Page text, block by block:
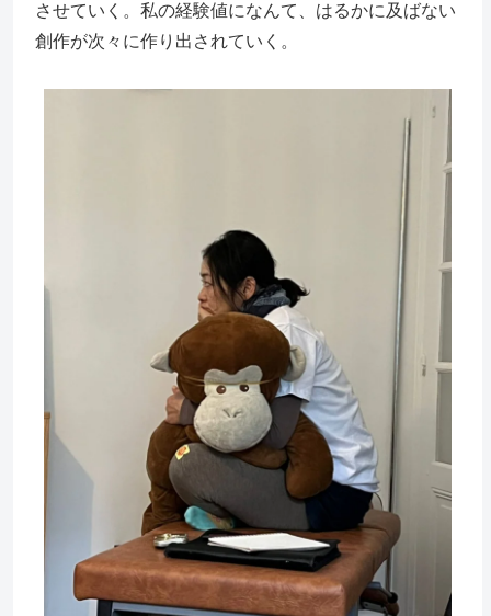
させていく。私の経験値になんて、はるかに及ばない
創作が次々に作り出されていく。